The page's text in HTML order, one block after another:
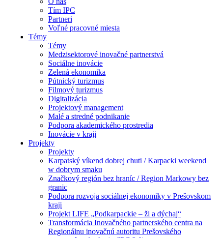
Tím IPC
Partneri
Voľné pracovné miesta
Témy
Témy
Medzisektorové inovačné partnerstvá
Sociálne inovácie
Zelená ekonomika
Pútnický turizmus
Filmový turizmus
Digitalizácia
Projektový management
Malé a stredné podnikanie
Podpora akademického prostredia
Inovácie v kraji
Projekty
Projekty
Karpatský víkend dobrej chuti / Karpacki weekend
w dobrym smaku
Značkový región bez hraníc / Region Markowy bez
granic
Podpora rozvoja sociálnej ekonomiky v Prešovskom
kraji
Projekt LIFE „Podkarpackie – ži a dýchaj“
Transformácia Inovačného partnerského centra na
Regionálnu inovačnú autoritu Prešovského